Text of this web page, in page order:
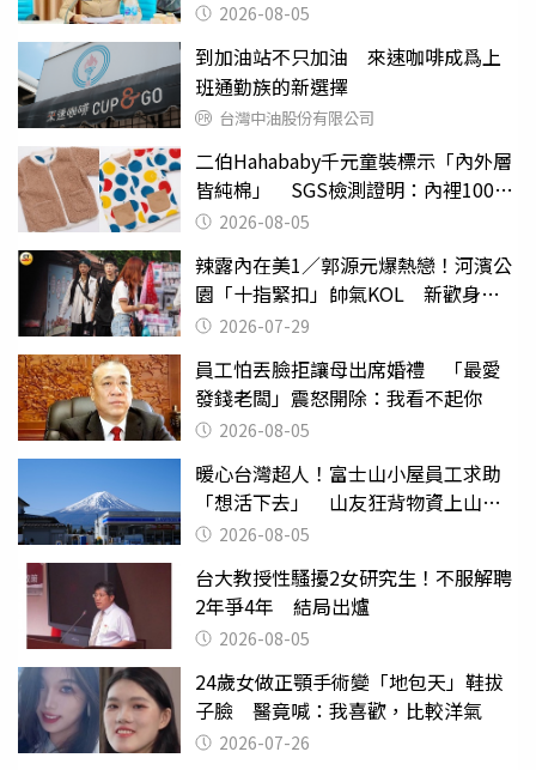
2026-08-05
到加油站不只加油 來速咖啡成爲上
班通勤族的新選擇
台灣中油股份有限公司
二伯Hahababy千元童裝標示「內外層
皆純棉」 SGS檢測證明：內裡100%
聚酯纖維
2026-08-05
辣露內在美1／郭源元爆熱戀！河濱公
園「十指緊扣」帥氣KOL 新歡身份
曝光2026-07-29
員工怕丟臉拒讓母出席婚禮 「最愛
發錢老闆」震怒開除：我看不起你
2026-08-05
暖心台灣超人！富士山小屋員工求助
「想活下去」 山友狂背物資上山：
台灣真的是寶島
2026-08-05
台大教授性騷擾2女研究生！不服解聘
2年爭4年 結局出爐
2026-08-05
24歲女做正顎手術變「地包天」鞋拔
子臉 醫竟喊：我喜歡，比較洋氣
2026-07-26